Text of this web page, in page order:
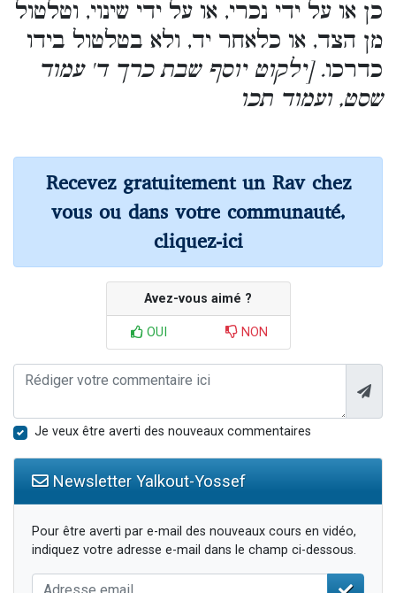
כן או על ידי נכרי, או על ידי שינוי, וטלטול
מן הצד, או כלאחר יד, ולא בטלטול בידו
כדרכו. [ילקוט יוסף שבת כרך ד' עמוד
שסט, ועמוד תכו
Recevez gratuitement un Rav chez
vous ou dans votre communauté,
cliquez-ici
Avez-vous aimé ?
OUI NON
Je veux être averti des nouveaux commentaires
Newsletter Yalkout-Yossef
Pour être averti par e-mail des nouveaux cours en vidéo,
indiquez votre adresse e-mail dans le champ ci-dessous.